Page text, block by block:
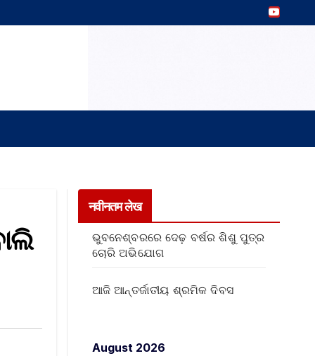
नवीनतम लेख
ଭୁବନେଶ୍ବରରେ ଦେଢ଼ ବର୍ଷର ଶିଶୁ ପୁତ୍ର
ଚୋରି ଅଭିଯୋଗ
ଆଜି ଆନ୍ତର୍ଜାତୀୟ ଶ୍ରମିକ ଦିବସ
August 2026